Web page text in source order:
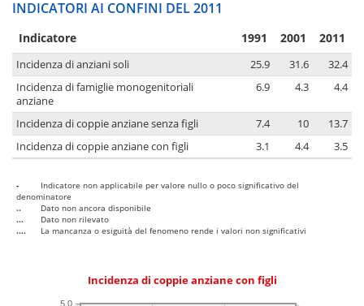
INDICATORI AI CONFINI DEL 2011
Indicatore 1991 2001 2011
Incidenza di anziani soli 25.9 31.6
32.4
Incidenza di famiglie monogenitoriali
anziane
6.9 4.3 4.4
Incidenza di coppie anziane senza figli 7.4 10
13.7
Incidenza di coppie anziane con figli
3.1 4.4 3.5
-
Indicatore non applicabile per valore nullo o poco significativo del
denominatore
..
Dato non ancora disponibile
...
Dato non rilevato
....
La mancanza o esiguità del fenomeno rende i valori non significativi
Incidenza di coppie anziane con figli
5.0